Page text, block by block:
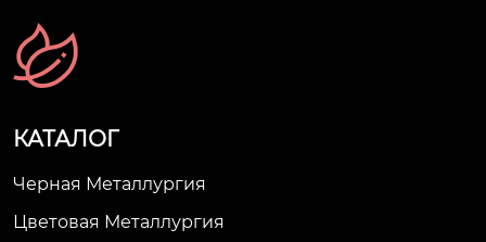
КАТАЛОГ
Черная Металлургия
Цветовая Металлургия